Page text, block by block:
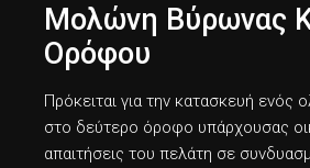
Μολώνη Βύρωνας
Ορόφου
Πρόκειται για την κατασκευή
στο δεύτερο όροφο υπάρχουσας
απαιτήσεις του πελάτη σε